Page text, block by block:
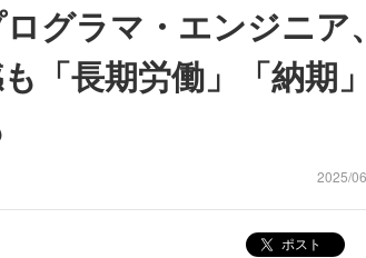
グラマ・エンジニア
「長期労働」「納期
2025/
ポスト